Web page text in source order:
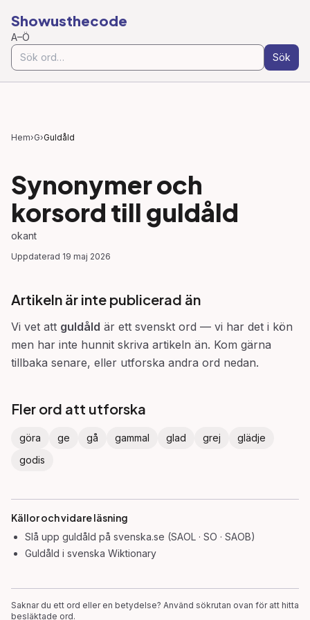
Showusthecode
A–Ö
Sök
Hem›G›Guldåld
Synonymer och
korsord till guldåld
okant
Uppdaterad 19 maj 2026
Artikeln är inte publicerad än
Vi vet att guldåld är ett svenskt ord — vi har det i kön
men har inte hunnit skriva artikeln än. Kom gärna
tillbaka senare, eller utforska andra ord nedan.
Fler ord att utforska
göra ge gå gammal glad grej
glädje
godis
Källor och vidare läsning
Slå upp guldåld på svenska.se (SAOL · SO · SAOB)
Guldåld i svenska Wiktionary
Saknar du ett ord eller en betydelse? Använd sökrutan ovan för att hitta
besläktade ord.